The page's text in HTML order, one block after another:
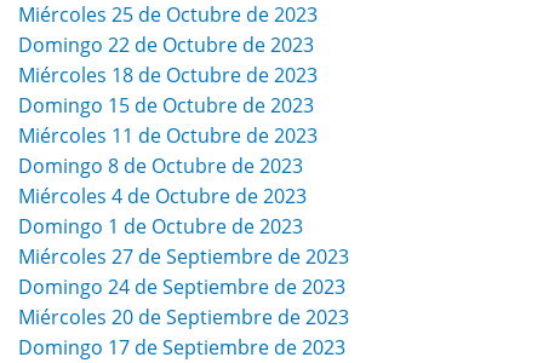
Miércoles 25 de Octubre de 2023
Domingo 22 de Octubre de 2023
Miércoles 18 de Octubre de 2023
Domingo 15 de Octubre de 2023
Miércoles 11 de Octubre de 2023
Domingo 8 de Octubre de 2023
Miércoles 4 de Octubre de 2023
Domingo 1 de Octubre de 2023
Miércoles 27 de Septiembre de 2023
Domingo 24 de Septiembre de 2023
Miércoles 20 de Septiembre de 2023
Domingo 17 de Septiembre de 2023